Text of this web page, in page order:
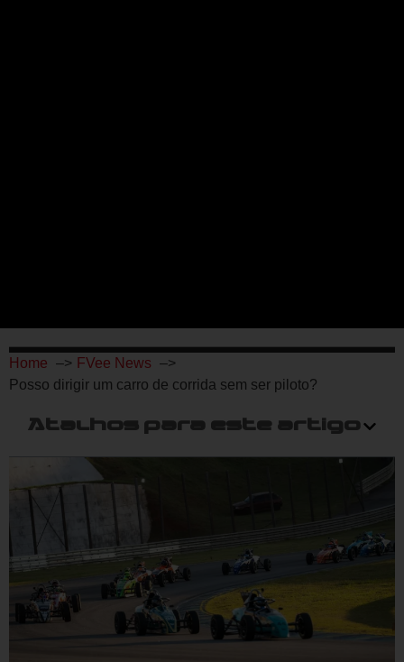
Home
FVee News
Posso dirigir um carro de corrida sem ser piloto?
Atalhos para este artigo